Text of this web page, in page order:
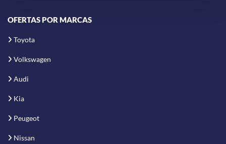
OFERTAS POR MARCAS
Toyota
Volkswagen
Audi
Kia
Peugeot
Nissan